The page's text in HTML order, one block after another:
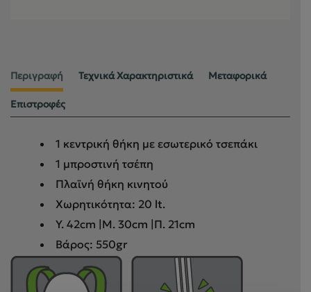
Περιγραφή Τεχνικά Χαρακτηριστικά Μεταφορικά
Επιστροφές
1 κεντρική θήκη με εσωτερικό τσεπάκι
1 μπροστινή τσέπη
Πλαϊνή θήκη κινητού
Χωρητικότητα: 20 lt.
Y. 42cm |Μ. 30cm |Π. 21cm
Βάρος: 550gr